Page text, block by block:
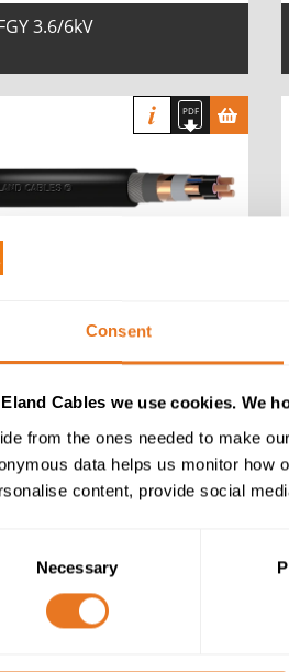
Consent
Cables we use cookies. We
from the ones needed to make
data helps us monitor how
content, provide social
Necessary
3.6/6kV
- Cabo de 3,6/6 kV e
- Cabo de 3,6/6 kV e